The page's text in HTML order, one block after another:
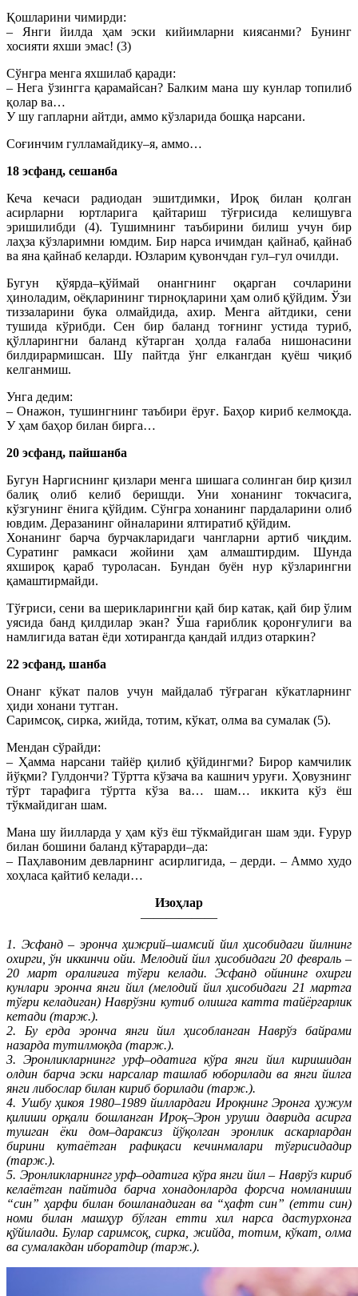
Қошларини чимирди:
– Янги йилда ҳам эски кийимларни киясанми? Бунинг
хосияти яхши эмас! (3)
Сўнгра менга яхшилаб қаради:
– Нега ўзингга қарамайсан? Балким мана шу кунлар топилиб
қолар ва…
У шу гапларни айтди, аммо кўзларида бошқа нарсани.
Соғинчим гулламайдику–я, аммо…
18 эсфанд, сешанба
Кеча кечаси радиодан эшитдимки, Ироқ билан қолган
асирларни юртларига қайтариш тўғрисида келишувга
эришилибди (4). Тушимнинг таъбирини билиш учун бир
лаҳза кўзларимни юмдим. Бир нарса ичимдан қайнаб, қайнаб
ва яна қайнаб келарди. Юзларим қувончдан гул–гул очилди.
Бугун қўярда–қўймай онангнинг оқарган сочларини
ҳиноладим, оёқларининг тирноқларини ҳам олиб қўйдим. Ўзи
тиззаларини бука олмайдида, ахир. Менга айтдики, сени
тушида кўрибди. Сен бир баланд тоғнинг устида туриб,
қўлларингни баланд кўтарган ҳолда ғалаба нишонасини
билдирармишсан. Шу пайтда ўнг елкангдан қуёш чиқиб
келганмиш.
Унга дедим:
– Онажон, тушингнинг таъбири ёруғ. Баҳор кириб келмоқда.
У ҳам баҳор билан бирга…
20 эсфанд, пайшанба
Бугун Наргиснинг қизлари менга шишага солинган бир қизил
балиқ олиб келиб беришди. Уни хонанинг токчасига,
кўзгунинг ёнига қўйдим. Сўнгра хонанинг пардаларини олиб
ювдим. Деразанинг ойналарини ялтиратиб қўйдим.
Хонанинг барча бурчакларидаги чангларни артиб чиқдим.
Суратинг рамкаси жойини ҳам алмаштирдим. Шунда
яхшироқ қараб туроласан. Бундан буён нур кўзларингни
қамаштирмайди.
Тўғриси, сени ва шерикларингни қай бир катак, қай бир ўлим
уясида банд қилдилар экан? Ўша ғариблик қоронғулиги ва
намлигида ватан ёди хотирангда қандай илдиз отаркин?
22 эсфанд, шанба
Онанг кўкат палов учун майдалаб тўғраган кўкатларнинг
ҳиди хонани тутган.
Саримсоқ, сирка, жийда, тотим, кўкат, олма ва сумалак (5).
Мендан сўрайди:
– Ҳамма нарсани тайёр қилиб қўйдингми? Бирор камчилик
йўқми? Гулдончи? Тўртта кўзача ва кашнич уруғи. Ҳовузнинг
тўрт тарафига тўртта кўза ва… шам… иккита кўз ёш
тўкмайдиган шам.
Мана шу йилларда у ҳам кўз ёш тўкмайдиган шам эди. Ғурур
билан бошини баланд кўтарарди–да:
– Паҳлавоним девларнинг асирлигида, – дерди. – Аммо худо
хоҳласа қайтиб келади…
Изоҳлар
——————
1. Эсфанд – эронча ҳижрий–шамсий йил ҳисобидаги йилнинг
охирги, ўн иккинчи ойи. Мелодий йил ҳисобидаги 20 февраль –
20 март оралиғига тўғри келади. Эсфанд ойининг охирги
кунлари эронча янги йил (мелодий йил ҳисобидаги 21 мартга
тўғри келадиган) Наврўзни кутиб олишга катта тайёргарлик
кетади (тарж.).
2. Бу ерда эронча янги йил ҳисобланган Наврўз байрами
назарда тутилмоқда (тарж.).
3. Эронликларнингг урф–одатига кўра янги йил киришидан
олдин барча эски нарсалар ташлаб юборилади ва янги йилга
янги либослар билан кириб борилади (тарж.).
4. Ушбу ҳикоя 1980–1989 йиллардаги Ироқнинг Эронга ҳужум
қилиши орқали бошланган Ироқ–Эрон уруши даврида асирга
тушган ёки дом–дараксиз йўқолган эронлик аскарлардан
бирини кутаётган рафиқаси кечинмалари тўғрисидадир
(тарж.).
5. Эронликларнингг урф–одатига кўра янги йил – Наврўз кириб
келаётган пайтида барча хонадонларда форсча номланиши
“син” ҳарфи билан бошланадиган ва “ҳафт син” (етти син)
номи билан машҳур бўлган етти хил нарса дастурхонга
қўйилади. Булар саримсоқ, сирка, жийда, тотим, кўкат, олма
ва сумалакдан иборатдир (тарж.).